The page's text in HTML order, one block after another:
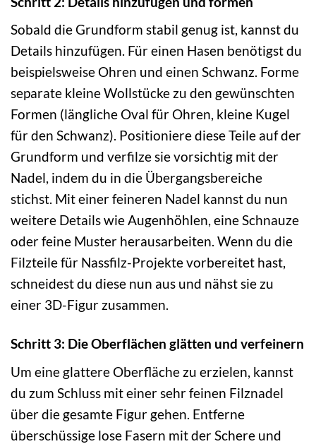
Sobald die Grundform stabil genug ist, kannst du
Details hinzufügen. Für einen Hasen benötigst du
beispielsweise Ohren und einen Schwanz. Forme
separate kleine Wollstücke zu den gewünschten
Formen (längliche Oval für Ohren, kleine Kugel
für den Schwanz). Positioniere diese Teile auf der
Grundform und verfilze sie vorsichtig mit der
Nadel, indem du in die Übergangsbereiche
stichst. Mit einer feineren Nadel kannst du nun
weitere Details wie Augenhöhlen, eine Schnauze
oder feine Muster herausarbeiten. Wenn du die
Filzteile für Nassfilz-Projekte vorbereitet hast,
schneidest du diese nun aus und nähst sie zu
einer 3D-Figur zusammen.
Schritt 3: Die Oberflächen glätten und verfeinern
Um eine glattere Oberfläche zu erzielen, kannst
du zum Schluss mit einer sehr feinen Filznadel
über die gesamte Figur gehen. Entferne
überschüssige lose Fasern mit der Schere und